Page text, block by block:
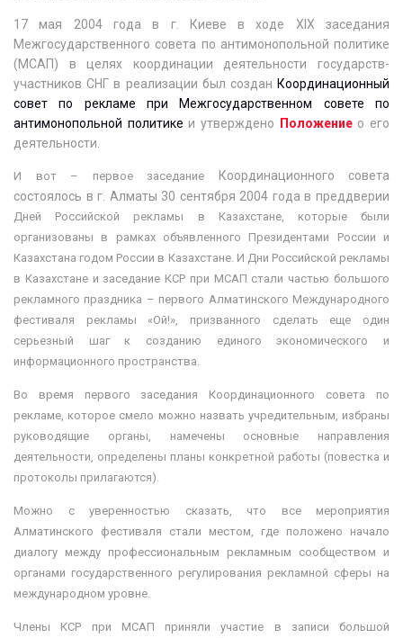
17 мая 2004 года в г. Киеве в ходе ХIХ заседания
Межгосударственного совета по антимонопольной политике
(МСАП) в целях координации деятельности государств-
участников СНГ в реализации был создан Координационный
совет по рекламе при Межгосударственном совете по
антимонопольной политике и утверждено Положениео его
деятельности.
И вот – первое заседание
Координационного совета
состоялось в г. Алматы 30 сентября 2004 года в преддверии
Дней Российской рекламы в Казахстане, которые были
организованы в рамках объявленного Президентами России и
Казахстана годом России в Казахстане. И Дни Российской рекламы
в Казахстане и заседание КСР при МСАП стали частью большого
рекламного праздника – первого Алматинского Международного
фестиваля рекламы «Ой!», призванного сделать еще один
серьезный шаг к созданию единого экономического и
информационного пространства.
Во время первого заседания Координационного совета по
рекламе, которое смело можно назвать учредительным, избраны
руководящие органы, намечены основные направления
деятельности, определены планы конкретной работы (повестка и
протоколы прилагаются).
Можно с уверенностью сказать, что все мероприятия
Алматинского фестиваля стали местом, где положено начало
диалогу между профессиональным рекламным сообществом и
органами государственного регулирования рекламной сферы на
международном уровне.
Члены КСР при МСАП приняли участие в записи большой